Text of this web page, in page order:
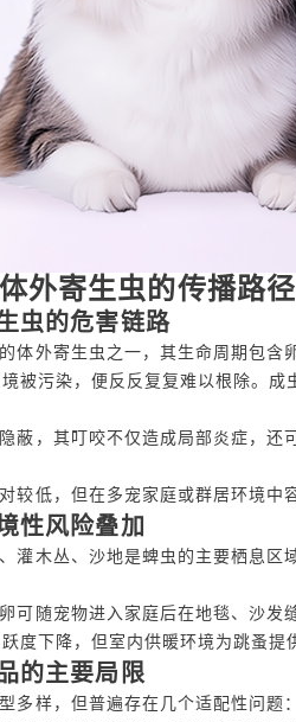
外寄生虫的传播路
虫的危害链路
体外寄生虫之一，其生命周期包含
被污染，便反反复复难以根除。
蔽，其叮咬不仅造成局部炎症，还
较低，但在多宠家庭或群居环境中
性风险叠加
灌木丛、沙地是蜱虫的主要栖息
可随宠物进入家庭后在地毯、沙
度下降，但室内供暖环境为跳蚤提
的主要局限
多样，但普遍存在几个适配性问题：